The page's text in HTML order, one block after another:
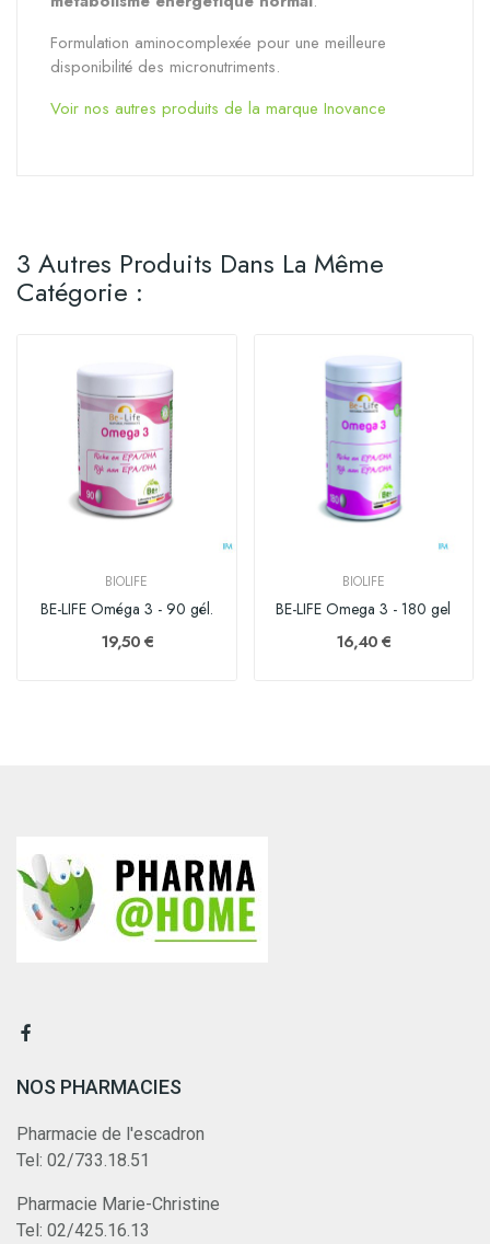
Formulation aminocomplexée pour une meilleure
disponibilité des micronutriments.
Voir nos autres produits de la marque Inovance
3 Autres Produits Dans La Même
Catégorie :
BIOLIFE
BE-LIFE Oméga 3 - 90 gél.
19,50 €
BIOLIFE
BE-LIFE Omega 3 - 180 gel
16,40 €
NOS PHARMACIES
Pharmacie de l'escadron
Tel: 02/733.18.51
Pharmacie Marie-Christine
Tel: 02/425.16.13